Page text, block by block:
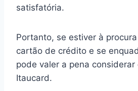
satisfatória.
Portanto, se estiver à
cartão de crédito e se
pode valer a pena considerar
Itaucard.